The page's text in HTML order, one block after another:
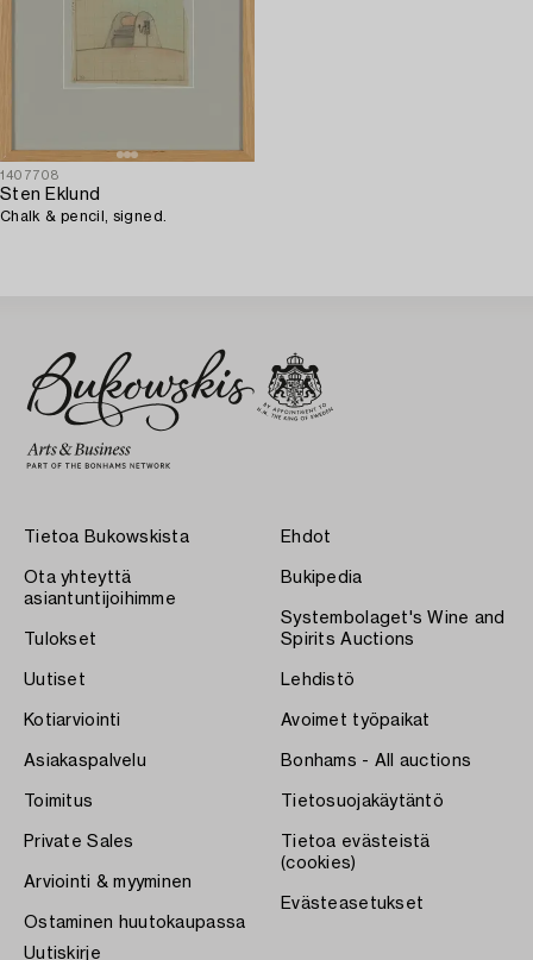
1407708
Sten Eklund
Chalk & pencil, signed.
Tietoa Bukowskista
Ota yhteyttä
asiantuntijoihimme
Tulokset
Uutiset
Kotiarviointi
Asiakaspalvelu
Toimitus
Private Sales
Arviointi & myyminen
Ostaminen huutokaupassa
Ehdot
Bukipedia
Systembolaget's Wine and
Spirits Auctions
Lehdistö
Avoimet työpaikat
Bonhams - All auctions
Tietosuojakäytäntö
Tietoa evästeistä
(cookies)
Evästeasetukset
Uutiskirje